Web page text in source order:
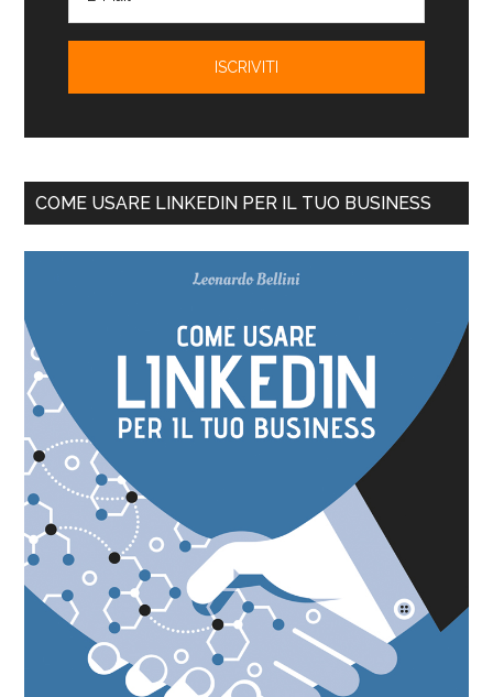
COME USARE LINKEDIN PER IL TUO BUSINESS